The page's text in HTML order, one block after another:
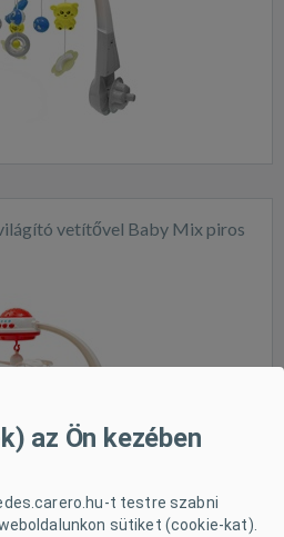
vetítővel Baby Mix piros
az Ön kezében
t testre szabni
sütiket (cookie-kat).